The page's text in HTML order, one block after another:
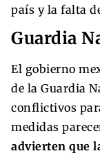
país y la falta
Guardia
El gobierno
de la Guardia
conflictivos
medidas
advierten que